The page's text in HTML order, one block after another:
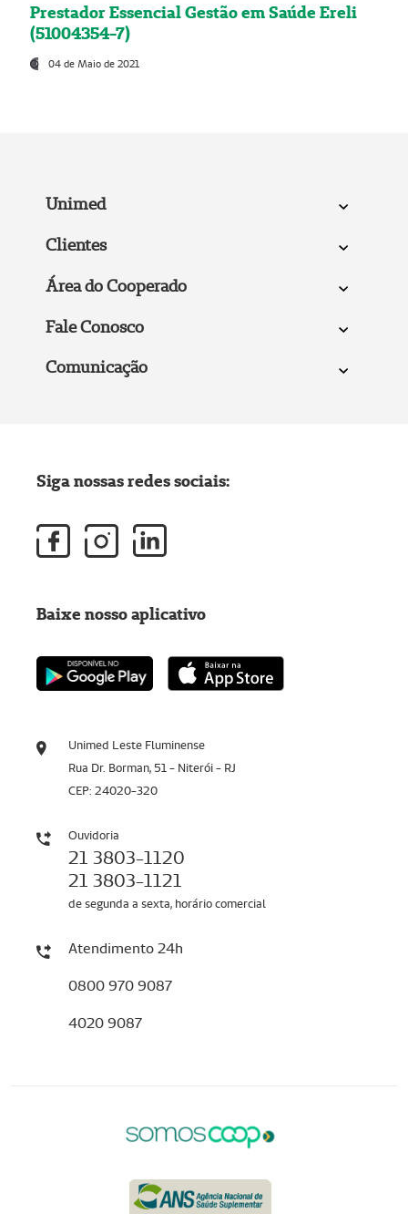
Prestador Essencial Gestão em Saúde Ereli
(51004354-7)
04 de Maio de 2021
Unimed
Clientes
Área do Cooperado
Fale Conosco
Comunicação
Unimed Leste Fluminense
Rua Dr. Borman, 51 - Niterói - RJ
CEP: 24020-320
Ouvidoria
21 3803-1120
21 3803-1121
de segunda a sexta, horário comercial
Atendimento 24h
0800 970 9087
4020 9087
Siga nossas redes sociais:
Baixe nosso aplicativo